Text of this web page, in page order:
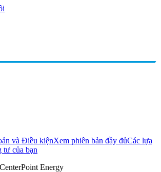
và Điều kiệnXem phiên bản đầy đủCác lựa
tư của bạn
Energy